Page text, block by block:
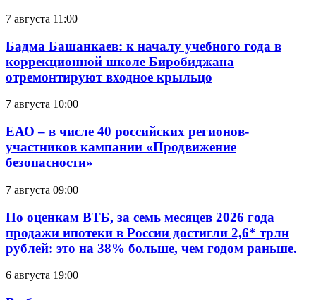
7 августа 11:00
Бадма Башанкаев: к началу учебного года в
коррекционной школе Биробиджана
отремонтируют входное крыльцо
7 августа 10:00
ЕАО – в числе 40 российских регионов-
участников кампании «Продвижение
безопасности»
7 августа 09:00
По оценкам ВТБ, за семь месяцев 2026 года
продажи ипотеки в России достигли 2,6* трлн
рублей: это на 38% больше, чем годом раньше.
6 августа 19:00